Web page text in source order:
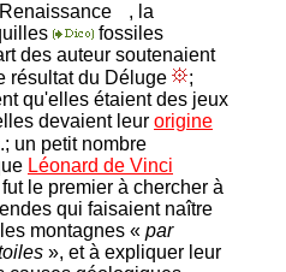
, la
fossiles
des auteur soutenaient
résultat du Déluge
;
qu'elles étaient des jeux
devaient leur origine
un petit nombre
Léonard de Vinci
le premier à chercher à
qui faisaient naître
montagnes « par
», et à expliquer leur